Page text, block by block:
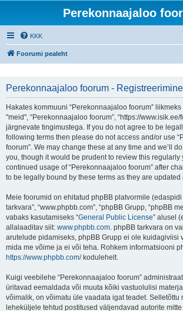
Perekonnaajaloo
KKK
Foorumi pealeht
Perekonnaajaloo foorum - Registreerimine
Hakates kommuuni “Perekonnaajaloo foorum”
"meid", “Perekonnaajaloo foorum”, “https://
järgnevate tingimustega. If you do not agree to be
following terms then please do not access and/or use
foorum”. We may change these at any time and we’ll
you, though it would be prudent to review this regularly
continued usage of “Perekonnaajaloo foorum” after
to be legally bound by these terms as they are
Meie foorumid on ehitatud phpBB platvormile (edaspidi
tarkvara”, “www.phpbb.com”, “phpBB Grupp, “phpBB
vabaks kasutamiseks “General Public License” alusel
allalaaditav siit: www.phpbb.com. phpBB tarkvara on
arutelude pidamiseks, phpBB Grupp ei ole kuidagiviisi
mida me võime ja ei või teha. Rohkem informatsiooni
https://www.phpbb.com/kodulehelt.
Kuigi veebilehe “Perekonnaajaloo foorum”
üritavad eemaldada või muuta kõiki vastuolulisi
võimalik, on võimatu üle vaadata igat teadet. Selletõttu
leheküljele tehtud postitused väljendavad autorite